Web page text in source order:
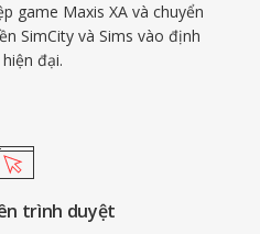
game Maxis XA và chuyển
SimCity và Sims vào định
đại.
trình duyệt